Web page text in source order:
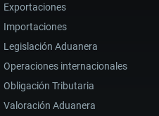
Exportaciones
Importaciones
Legislación Aduanera
Operaciones internacionales
Obligación Tributaria
Valoración Aduanera